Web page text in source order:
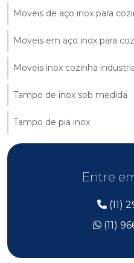
Moveis de aço inox para
Moveis em aço inox para
Moveis inox cozinha
Tampo de inox sob medida
Tampo de pia inox
Entre
(11)
(11)